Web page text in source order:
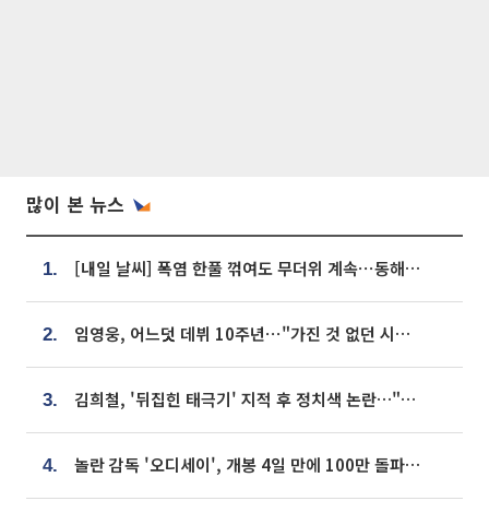
많이 본 뉴스
1. [내일 날씨] 폭염 한풀 꺾여도 무더위 계속⋯동해안 이틀 연속 비
2. 임영웅, 어느덧 데뷔 10주년⋯"가진 것 없던 시절, 내 앞엔 20명의 팬뿐"
3. 김희철, '뒤집힌 태극기' 지적 후 정치색 논란…"좌우 떠나 우리나라 국기"
4. 놀란 감독 '오디세이', 개봉 4일 만에 100만 돌파⋯'왕사남' 보다 빠르다